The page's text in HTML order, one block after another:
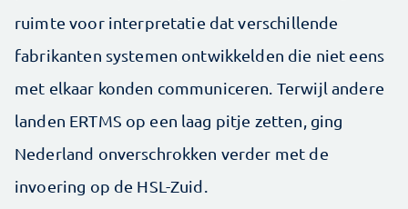
ruimte voor interpretatie dat verschillende
fabrikanten systemen ontwikkelden die niet eens
met elkaar konden communiceren. Terwijl andere
landen ERTMS op een laag pitje zetten, ging
Nederland onverschrokken verder met de
invoering op de HSL-Zuid.